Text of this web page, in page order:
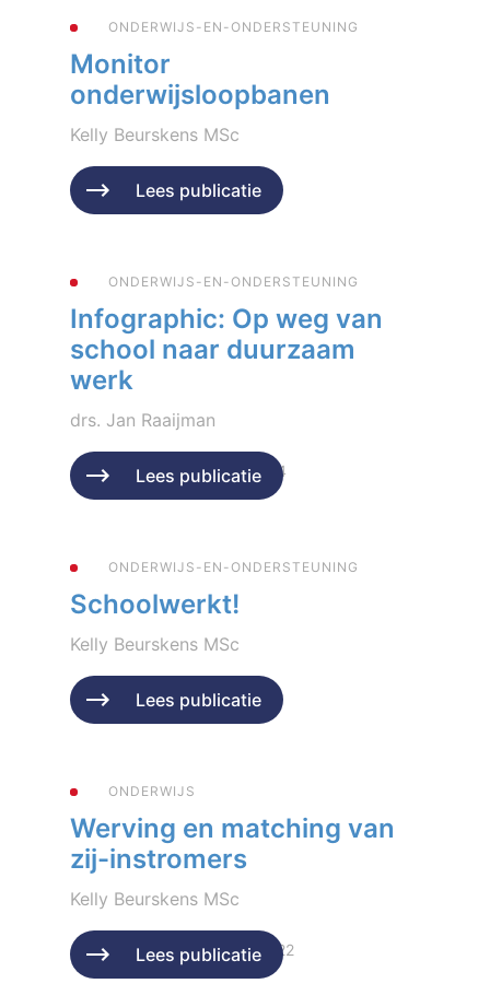
ONDERWIJS-EN-ONDERSTEUNING
Monitor
onderwijsloopbanen
Kelly Beurskens MSc
Geplaatst op 4 juni 2024
Lees publicatie
ONDERWIJS-EN-ONDERSTEUNING
Infographic: Op weg van
school naar duurzaam
werk
drs. Jan Raaijman
Geplaatst op 29 februari 2024
Lees publicatie
ONDERWIJS-EN-ONDERSTEUNING
Schoolwerkt!
Kelly Beurskens MSc
Geplaatst op 15 mei 2023
Lees publicatie
ONDERWIJS
Werving en matching van
zij-instromers
Kelly Beurskens MSc
Geplaatst op 6 december 2022
Lees publicatie